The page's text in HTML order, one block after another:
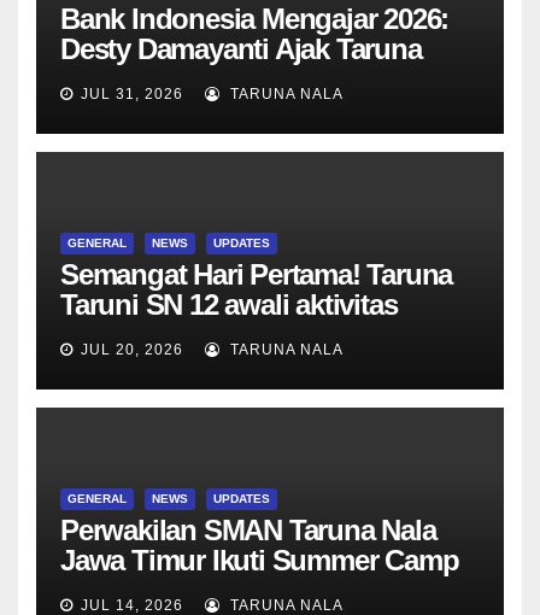
Bank Indonesia Mengajar 2026:
Desty Damayanti Ajak Taruna
SMAN Taruna Nala Jawa Timur
Menjadi Generasi Pemimpin
Berwawasan Global
JUL 31, 2026 TARUNA NALA
GENERAL NEWS UPDATES
Semangat Hari Pertama! Taruna
Taruni SN 12 awali aktivitas
bersama Wali Kelas dan Tes
Asesmen Diagnostik
JUL 20, 2026 TARUNA NALA
GENERAL NEWS UPDATES
Perwakilan SMAN Taruna Nala
Jawa Timur Ikuti Summer Camp
di Da-Yeh University, Taiwan
JUL 14, 2026 TARUNA NALA